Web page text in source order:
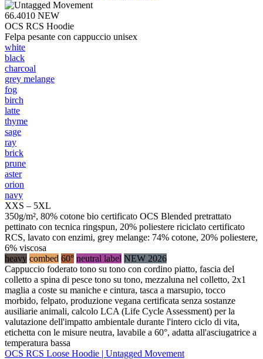
66.4010 NEW
OCS RCS Hoodie
Felpa pesante con cappuccio unisex
white
black
charcoal
grey melange
fog
birch
latte
thyme
sage
ray
brick
prune
aster
orion
navy
XXS – 5XL
350g/m², 80% cotone bio certificato OCS Blended pretrattato
pettinato con tecnica ringspun, 20% poliestere riciclato certificato
RCS, lavato con enzimi, grey melange: 74% cotone, 20% poliestere,
6% viscosa
heavy combed 60° neutral label NEW 2026
Cappuccio foderato tono su tono con cordino piatto, fascia del
colletto a spina di pesce tono su tono, mezzaluna nel colletto, 2x1
maglia a coste su maniche e cintura, tasca a marsupio, tocco
morbido, felpato, produzione vegana certificata senza sostanze
ausiliarie animali, calcolo LCA (Life Cycle Assessment) per la
valutazione dell'impatto ambientale durante l'intero ciclo di vita,
etichetta con le misure neutra, lavabile a 60°, adatta all'asciugatrice a
temperatura bassa
OCS RCS Loose Hoodie | Untagged Movement